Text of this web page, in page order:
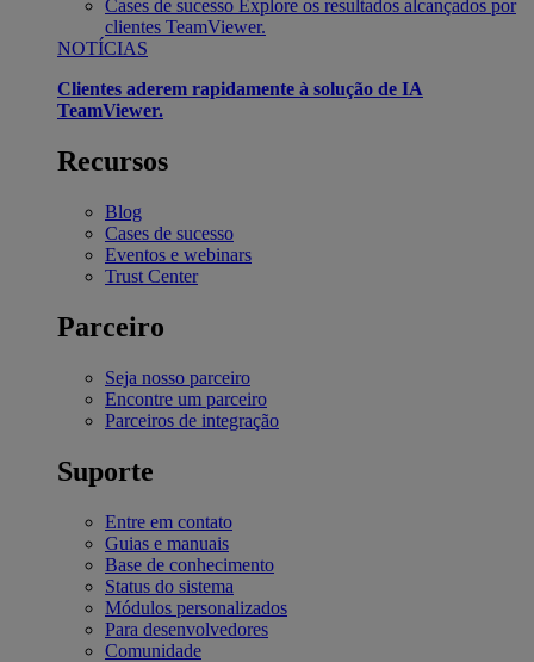
Cases de sucesso Explore os resultados alcançados por
clientes TeamViewer.
NOTÍCIAS
Clientes aderem rapidamente à solução de IA
TeamViewer.
Recursos
Blog
Cases de sucesso
Eventos e webinars
Trust Center
Parceiro
Seja nosso parceiro
Encontre um parceiro
Parceiros de integração
Suporte
Entre em contato
Guias e manuais
Base de conhecimento
Status do sistema
Módulos personalizados
Para desenvolvedores
Comunidade